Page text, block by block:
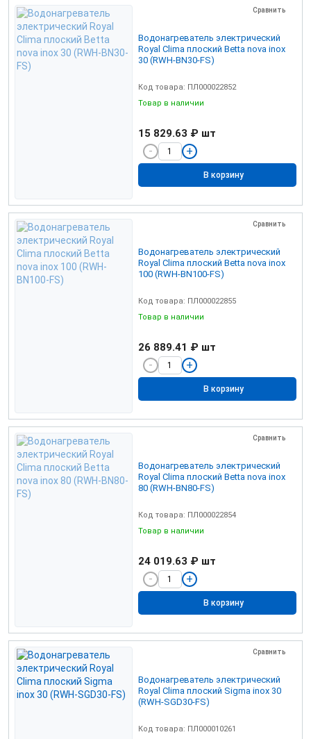
Сравнить
Водонагреватель электрический
Royal Clima плоский Betta nova inox
30 (RWH-BN30-FS)
Код товара: ПЛ000022852
Товар в наличии
15 829.63 ₽ шт
В корзину
Сравнить
Водонагреватель электрический
Royal Clima плоский Betta nova inox
100 (RWH-BN100-FS)
Код товара: ПЛ000022855
Товар в наличии
26 889.41 ₽ шт
В корзину
Сравнить
Водонагреватель электрический
Royal Clima плоский Betta nova inox
80 (RWH-BN80-FS)
Код товара: ПЛ000022854
Товар в наличии
24 019.63 ₽ шт
В корзину
Сравнить
Водонагреватель электрический
Royal Clima плоский Sigma inox 30
(RWH-SGD30-FS)
Код товара: ПЛ000010261